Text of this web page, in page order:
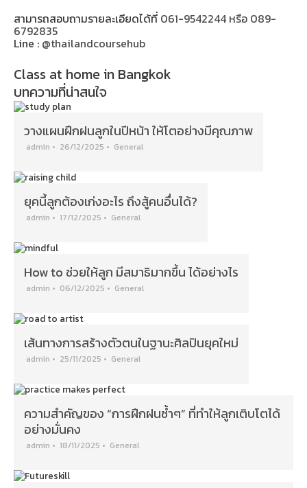
สามารถสอบถามรายละเอียดได้ที่ 061-9542244 หรือ 089-
6792835
Line : @thailandcoursehub
Class at home in Bangkok
บทความที่น่าสนใจ
วางแผนฝึกฝนลูกในปีหน้า ให้โตอย่างมีคุณภาพ
admin • 26/12/2025 • General
ยุคนี้ลูกต้องเก่งอะไร ถึงสู้คนอื่นได้?
admin • 17/12/2025 • General
How to ช่วยให้ลูก มีสมาธิมากขึ้น ได้อย่างไร
admin • 06/12/2025 • General
เส้นทางการสร้างตัวตนในฐานะศิลปินยุคใหม่
admin • 25/11/2025 • General
ความสำคัญของ “การฝึกฝนซ้ำๆ” ที่ทำให้ลูกเติบโตได้
อย่างมั่นคง
admin • 18/11/2025 • General